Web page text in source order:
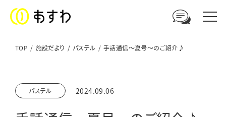
ご相談やお問い合わせはこちら
TOP 施設だより パステル 手話通信～夏号～のご紹介♪
パステル 2024.09.06